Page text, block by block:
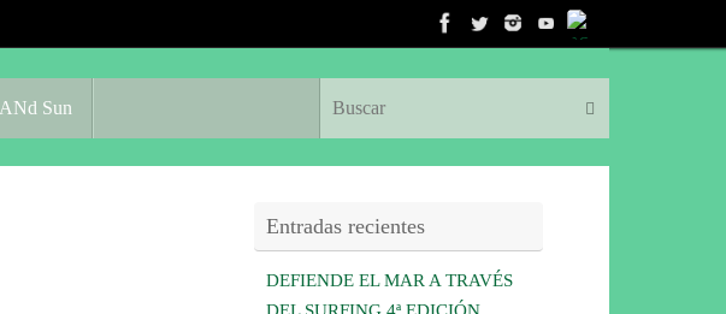
Sun Buscar
Entradas recientes
DEFIENDE EL MAR A TRAVÉS
DEL SURFING 4ª EDICIÓN